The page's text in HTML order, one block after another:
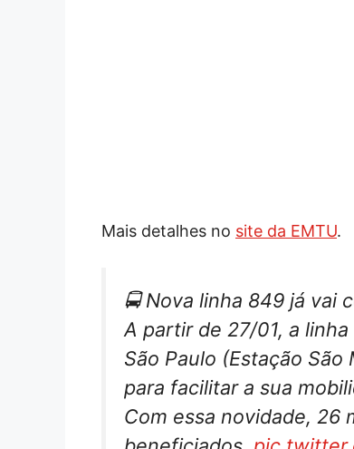
Mais detalhes no site da EMTU.
🚍 Nova linha 849 já vai
A partir de 27/01, a
São Paulo (Estação
para facilitar a sua
Com essa novidade, 26